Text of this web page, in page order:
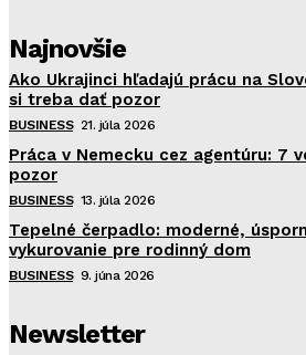
Najnovšie
Ako Ukrajinci hľadajú prácu na
si treba dať pozor
BUSINESS 21. júla 2026
Práca v Nemecku cez agentúru: 7
pozor
BUSINESS 13. júla 2026
Tepelné čerpadlo: moderné,
vykurovanie pre rodinný dom
BUSINESS 9. júna 2026
Newsletter